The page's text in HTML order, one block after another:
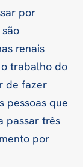
por
renais
trabalho do
de fazer
pessoas que
passar três
por